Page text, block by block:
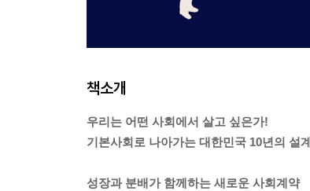
책소개
우리는 어떤 사회에서 살고 싶은가!
기본사회로 나아가는 대한민국 10년의 설계
성장과 분배가 함께하는 새로운 사회계약